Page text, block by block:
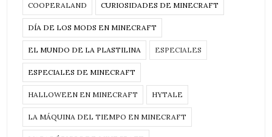
COOPERALAND CURIOSIDADES DE MINECRAFT
DÍA DE LOS MODS EN MINECRAFT
EL MUNDO DE LA PLASTILINA ESPECIALES
ESPECIALES DE MINECRAFT
HALLOWEEN EN MINECRAFT HYTALE
LA MÁQUINA DEL TIEMPO EN MINECRAFT